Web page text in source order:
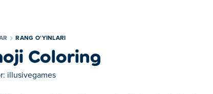
RANG OʻYINLARI
Coloring
illusivegames